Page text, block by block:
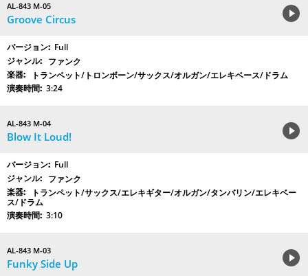
AL-843 M-05
Groove Circus
Full
ファンク
トランペット/トロンボーン/サックス/オルガン/エレキベース/ドラム
3:24
AL-843 M-04
Blow It Loud!
Full
ファンク
トランペット/サックス/エレキギター/オルガン/タンバリン/エレキベー
ス/ドラム
3:10
AL-843 M-03
Funky Side Up